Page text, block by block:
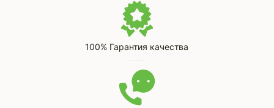
100% Гарантия качества